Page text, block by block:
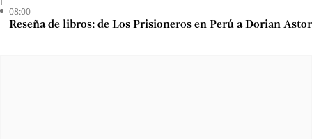
08:00
Reseña de libros: de Los Prisioneros en Perú a Dorian Astor